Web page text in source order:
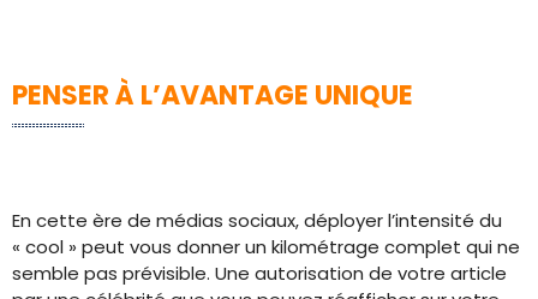
PENSER À L’AVANTAGE UNIQUE
En cette ère de médias sociaux, déployer l’intensité du
« cool » peut vous donner un kilométrage complet qui ne
semble pas prévisible. Une autorisation de votre article